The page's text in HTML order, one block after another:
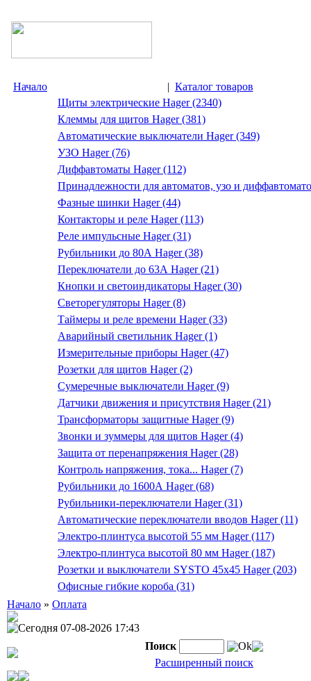
Начало | Каталог товаров
Щиты электрические Hager (2340)
Клеммы для щитов Hager (381)
Автоматические выключатели Hager (349)
УЗО Hager (76)
Диффавтоматы Hager (112)
Принадлежности для автоматов, узо и
Фазные шинки Hager (44)
Контакторы и реле Hager (113)
Реле импульсные Hager (31)
Рубильники до 80А Hager (38)
Переключатели до 63А Hager (21)
Кнопки и светоиндикаторы Hager (30)
Светорегуляторы Hager (8)
Таймеры и реле времени Hager (33)
Аварийный светильник Hager (1)
Измерительные приборы Hager (47)
Розетки для щитов Hager (2)
Сумеречные выключатели Hager (9)
Датчики движения и присутствия Hager (21)
Трансформаторы защитные Hager (9)
Звонки и зуммеры для щитов Hager (4)
Защита от перенапряжения Hager (28)
Контроль напряжения, тока... Hager (7)
Рубильники до 1600А Hager (68)
Рубильники-переключатели Hager (31)
Автоматические переключатели вводов Hager (11)
Электро-плинтуса высотой 55 мм Hager (117)
Электро-плинтуса высотой 80 мм Hager (187)
Розетки и выключатели SYSTO 45х45 Hager (203)
Офисные гибкие короба (31)
Начало » Оплата
Сегодня 07-08-2026 17:43
Поиск
Ok
Расширенный поиск